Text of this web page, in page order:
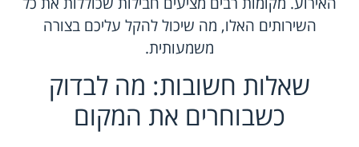
השירותים האלו, מה שיכול להקל עליכם בצורה
משמעותית.
שאלות חשובות: מה לבדוק
כשבוחרים את המקום